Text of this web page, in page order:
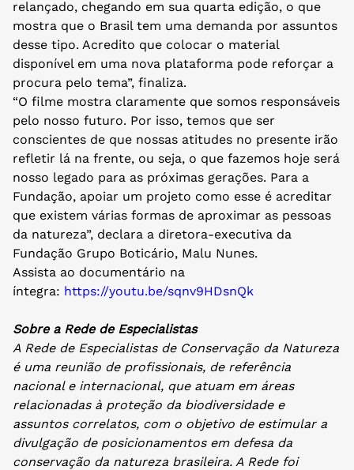
relançado, chegando em sua quarta edição, o que
mostra que o Brasil tem uma demanda por assuntos
desse tipo. Acredito que colocar o material
disponível em uma nova plataforma pode reforçar a
procura pelo tema”, finaliza.
“O filme mostra claramente que somos responsáveis
pelo nosso futuro. Por isso, temos que ser
conscientes de que nossas atitudes no presente irão
refletir lá na frente, ou seja, o que fazemos hoje será
nosso legado para as próximas gerações. Para a
Fundação, apoiar um projeto como esse é acreditar
que existem várias formas de aproximar as pessoas
da natureza”, declara a diretora-executiva da
Fundação Grupo Boticário, Malu Nunes.
Assista ao documentário na
íntegra: https://youtu.be/sqnv9HDsnQk
Sobre a Rede de Especialistas
A Rede de Especialistas de Conservação da Natureza
é uma reunião de profissionais, de referência
nacional e internacional, que atuam em áreas
relacionadas à proteção da biodiversidade e
assuntos correlatos, com o objetivo de estimular a
divulgação de posicionamentos em defesa da
conservação da natureza brasileira. A Rede foi